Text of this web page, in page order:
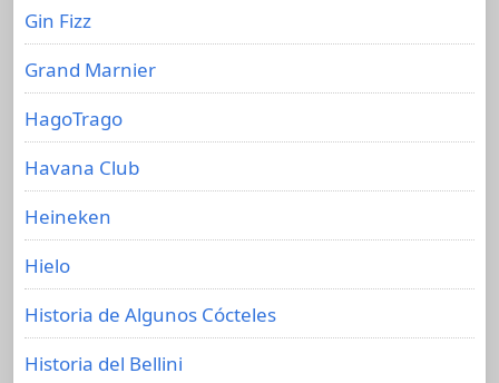
Gin Fizz
Grand Marnier
HagoTrago
Havana Club
Heineken
Hielo
Historia de Algunos Cócteles
Historia del Bellini